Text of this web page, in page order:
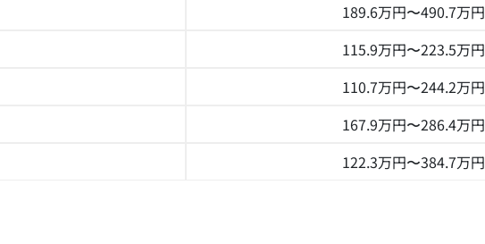
189.6万円〜490.7万円
115.9万円〜223.5万円
110.7万円〜244.2万円
167.9万円〜286.4万円
122.3万円〜384.7万円